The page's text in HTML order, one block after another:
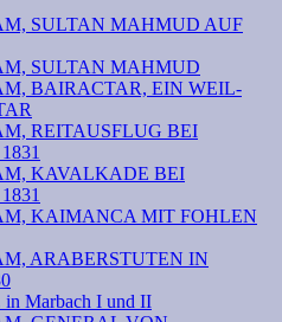
SULTAN MAHMUD AUF
SULTAN MAHMUD
BAIRACTAR, EIN WEIL-
REITAUSFLUG BEI
KAVALKADE BEI
KAIMANCA MIT FOHLEN
ARABERSTUTEN IN
in Marbach I und II